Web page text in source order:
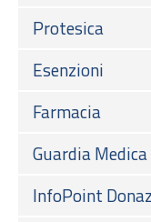
Protesica
Esenzioni
Farmacia
Guardia Medica
InfoPoint